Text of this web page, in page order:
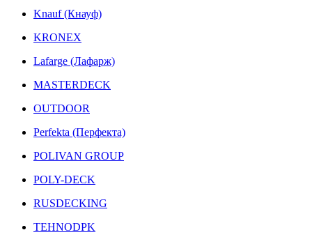
Knauf (Кнауф)
KRONEX
Lafarge (Лафарж)
MASTERDECK
OUTDOOR
Perfekta (Перфекта)
POLIVAN GROUP
POLY-DECK
RUSDECKING
TEHNODPK